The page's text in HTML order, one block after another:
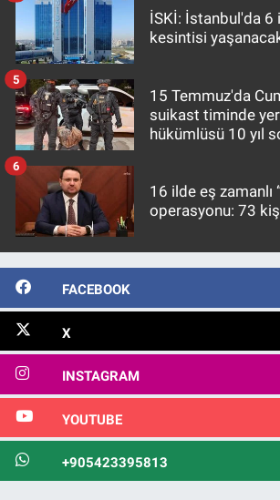
İSKİ: İstanbul'da 6
kesintisi
15 Temmuz'da
suikast timinde
hükümlüsü 10 yıl
5
16 ilde eş zamanlı
operasyonu: 73
6
FACEBOOK
X
INSTAGRAM
YOUTUBE
+905423395813